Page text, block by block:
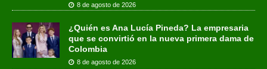
8 de agosto de 2026
¿Quién es Ana Lucía Pineda? La empresaria
que se convirtió en la nueva primera dama de
Colombia
8 de agosto de 2026